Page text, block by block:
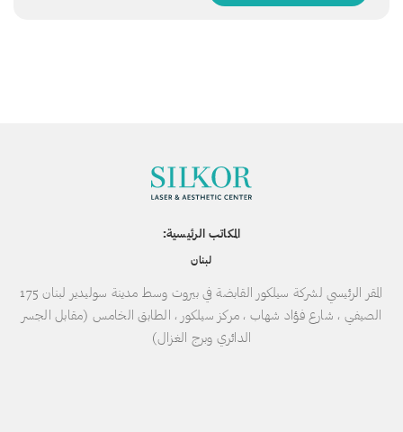
المكاتب الرئيسية:
لبنان
المقر الرئيسي لشركة سيلكور القابضة في بيروت وسط مدينة سوليدير لبنان 175
الصيفي ، شارع فؤاد شهاب ، مركز سيلكور ، الطابق الخامس (مقابل الجسر
الدائري وبرج الغزال)